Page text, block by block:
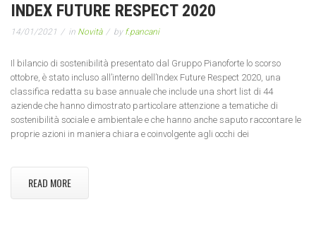
INDEX FUTURE RESPECT 2020
14/01/2021 in Novità by f.pancani
Il bilancio di sostenibilità presentato dal Gruppo Pianoforte lo scorso
ottobre, è stato incluso all’interno dell’Index Future Respect 2020, una
classifica redatta su base annuale che include una short list di 44
aziende che hanno dimostrato particolare attenzione a tematiche di
sostenibilità sociale e ambientale e che hanno anche saputo raccontare le
proprie azioni in maniera chiara e coinvolgente agli occhi dei
READ MORE